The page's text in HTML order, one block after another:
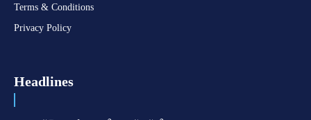
Terms & Conditions
Privacy Policy
Headlines